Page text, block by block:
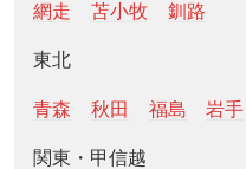
網走
苫小牧 釧路
東北
青森 秋田 福島 岩手
関東・甲信越